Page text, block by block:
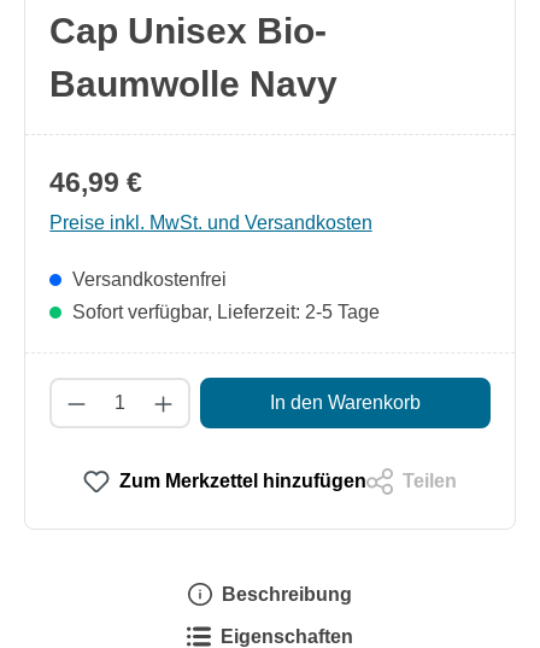
Cap Unisex Bio-
Baumwolle Navy
46,99 €
Preise inkl. MwSt. und Versandkosten
Versandkostenfrei
Sofort verfügbar, Lieferzeit: 2-5 Tage
Produkt Anzahl: Gib den gewünschten
In den Warenkorb
Zum Merkzettel hinzufügen Teilen
Beschreibung
Eigenschaften